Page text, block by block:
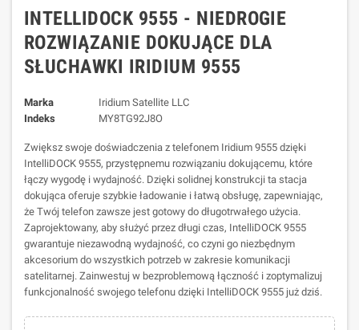
INTELLIDOCK 9555 - NIEDROGIE
ROZWIĄZANIE DOKUJĄCE DLA
SŁUCHAWKI IRIDIUM 9555
Marka
Iridium Satellite LLC
Indeks
MY8TG92J8O
Zwiększ swoje doświadczenia z telefonem Iridium 9555 dzięki
IntelliDOCK 9555, przystępnemu rozwiązaniu dokującemu, które
łączy wygodę i wydajność. Dzięki solidnej konstrukcji ta stacja
dokująca oferuje szybkie ładowanie i łatwą obsługę, zapewniając,
że Twój telefon zawsze jest gotowy do długotrwałego użycia.
Zaprojektowany, aby służyć przez długi czas, IntelliDOCK 9555
gwarantuje niezawodną wydajność, co czyni go niezbędnym
akcesorium do wszystkich potrzeb w zakresie komunikacji
satelitarnej. Zainwestuj w bezproblemową łączność i zoptymalizuj
funkcjonalność swojego telefonu dzięki IntelliDOCK 9555 już dziś.